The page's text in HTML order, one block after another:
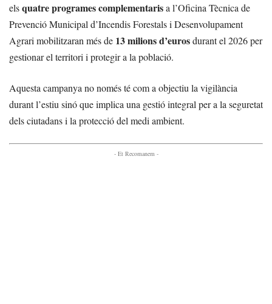
elsquatre programes complementarisa l’Oficina Tècnica de
Prevenció Municipal d’Incendis Forestals i Desenvolupament
Agrari mobilitzaran més de 13 milions d’eurosdurant el 2026 per
gestionar el territori i protegir a la població.
Aquesta campanya no només té com a objectiu la vigilància
durant l’estiu sinó que implica una gestió integral per a la seguretat
dels ciutadans i la protecció del medi ambient.
- Et Recomanem -